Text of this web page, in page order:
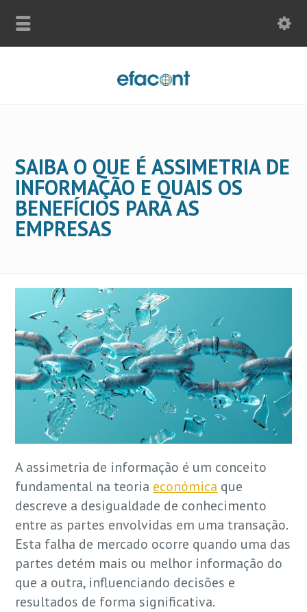
SAIBA O QUE É ASSIMETRIA DE
INFORMAÇÃO E QUAIS OS
BENEFÍCIOS PARA AS
EMPRESAS
A assimetria de informação é um conceito
fundamental na teoria económica que
descreve a desigualdade de conhecimento
entre as partes envolvidas em uma transação.
Esta falha de mercado ocorre quando uma das
partes detém mais ou melhor informação do
que a outra, influenciando decisões e
resultados de forma significativa.